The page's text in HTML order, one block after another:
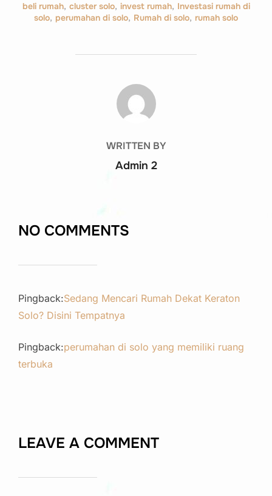
beli rumah, cluster solo, invest rumah, Investasi rumah di
solo, perumahan di solo, Rumah di solo, rumah solo
POST AUTHOR
WRITTEN BY
Admin 2
NO COMMENTS
Pingback:Sedang Mencari Rumah Dekat Keraton
Solo? Disini Tempatnya
Pingback:perumahan di solo yang memiliki ruang
terbuka
LEAVE A COMMENT